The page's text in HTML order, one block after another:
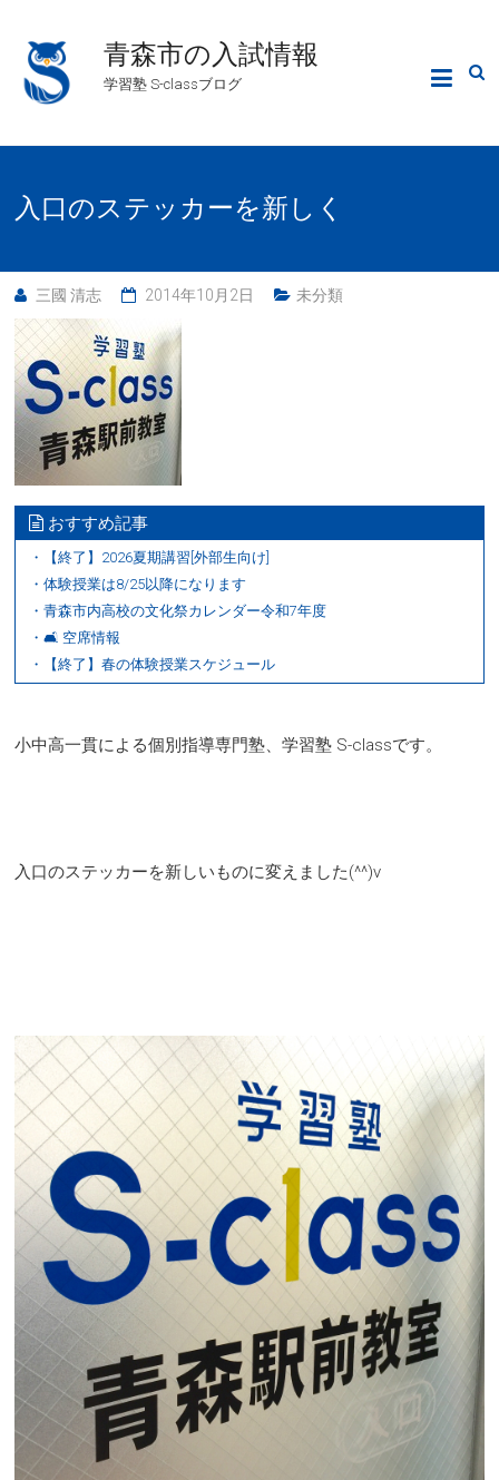
青森市の入試情報
学習塾 S-classブログ
入口のステッカーを新しく
三國 清志 2014年10月2日 未分類
おすすめ記事
・【終了】2026夏期講習[外部生向け]
・体験授業は8/25以降になります
・青森市内高校の文化祭カレンダー令和7年度
・🛋 空席情報
・【終了】春の体験授業スケジュール
小中高一貫による個別指導専門塾、学習塾 S-classです。
入口のステッカーを新しいものに変えました(^^)v